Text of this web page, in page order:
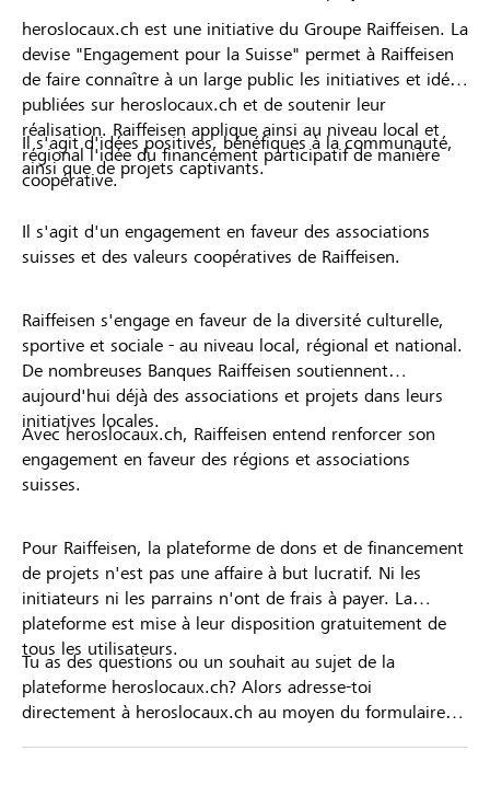
heroslocaux.ch est une initiative du Groupe Raiffeisen. La
devise "Engagement pour la Suisse" permet à Raiffeisen
de faire connaître à un large public les initiatives et idées
publiées sur heroslocaux.ch et de soutenir leur
réalisation. Raiffeisen applique ainsi au niveau local et
régional l'idée du financement participatif de manière
coopérative.
Il s'agit d'idées positives, bénéfiques à la communauté,
ainsi que de projets captivants.
Il s'agit d'un engagement en faveur des associations
suisses et des valeurs coopératives de Raiffeisen.
Raiffeisen s'engage en faveur de la diversité culturelle,
sportive et sociale - au niveau local, régional et national.
De nombreuses Banques Raiffeisen soutiennent
aujourd'hui déjà des associations et projets dans leurs
initiatives locales.
Avec heroslocaux.ch, Raiffeisen entend renforcer son
engagement en faveur des régions et associations
suisses.
Pour Raiffeisen, la plateforme de dons et de financement
de projets n'est pas une affaire à but lucratif. Ni les
initiateurs ni les parrains n'ont de frais à payer. La
plateforme est mise à leur disposition gratuitement de
tous les utilisateurs.
Tu as des questions ou un souhait au sujet de la
plateforme heroslocaux.ch? Alors adresse-toi
directement à heroslocaux.ch au moyen du formulaire